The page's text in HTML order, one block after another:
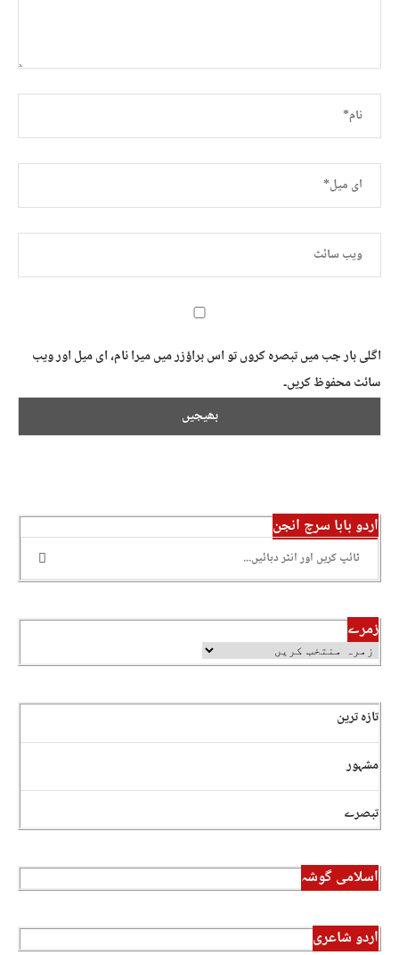
اگلی بار جب میں تبصرہ کروں تو اس براؤزر میں میرا نام، ای میل اور ویب
سائٹ محفوظ کریں۔
اردو بابا سرچ انجن
زمرے
تازہ ترین
مشہور
تبصرے
اسلامی گوشہ
اردو شاعری